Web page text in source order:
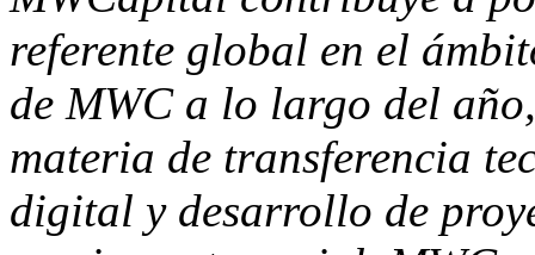
referente global en el
de MWC a lo largo del
materia de transferencia
digital y desarrollo de